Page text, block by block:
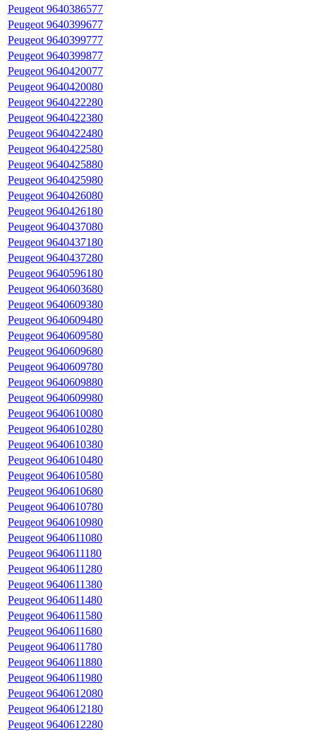
Peugeot 9640386577
Peugeot 9640399677
Peugeot 9640399777
Peugeot 9640399877
Peugeot 9640420077
Peugeot 9640420080
Peugeot 9640422280
Peugeot 9640422380
Peugeot 9640422480
Peugeot 9640422580
Peugeot 9640425880
Peugeot 9640425980
Peugeot 9640426080
Peugeot 9640426180
Peugeot 9640437080
Peugeot 9640437180
Peugeot 9640437280
Peugeot 9640596180
Peugeot 9640603680
Peugeot 9640609380
Peugeot 9640609480
Peugeot 9640609580
Peugeot 9640609680
Peugeot 9640609780
Peugeot 9640609880
Peugeot 9640609980
Peugeot 9640610080
Peugeot 9640610280
Peugeot 9640610380
Peugeot 9640610480
Peugeot 9640610580
Peugeot 9640610680
Peugeot 9640610780
Peugeot 9640610980
Peugeot 9640611080
Peugeot 9640611180
Peugeot 9640611280
Peugeot 9640611380
Peugeot 9640611480
Peugeot 9640611580
Peugeot 9640611680
Peugeot 9640611780
Peugeot 9640611880
Peugeot 9640611980
Peugeot 9640612080
Peugeot 9640612180
Peugeot 9640612280